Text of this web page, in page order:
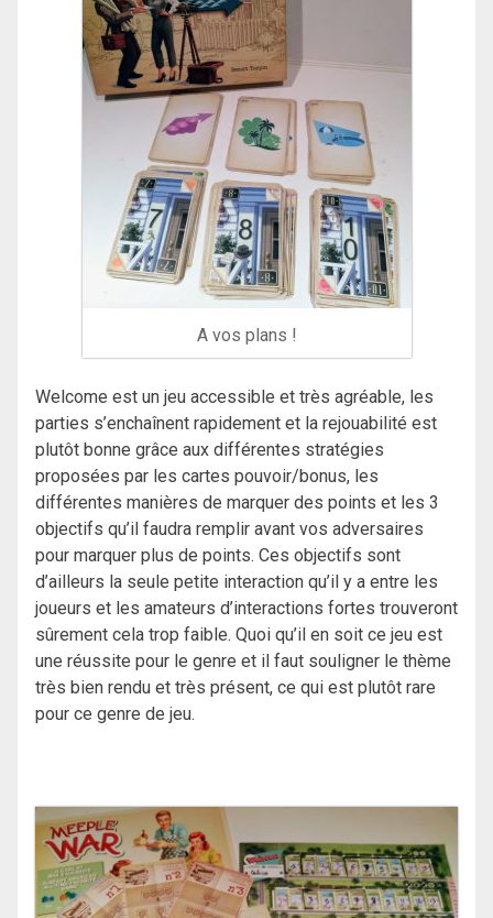
A vos plans !
Welcome est un jeu accessible et très agréable, les
parties s’enchaînent rapidement et la rejouabilité est
plutôt bonne grâce aux différentes stratégies
proposées par les cartes pouvoir/bonus, les
différentes manières de marquer des points et les 3
objectifs qu’il faudra remplir avant vos adversaires
pour marquer plus de points. Ces objectifs sont
d’ailleurs la seule petite interaction qu’il y a entre les
joueurs et les amateurs d’interactions fortes trouveront
sûrement cela trop faible. Quoi qu’il en soit ce jeu est
une réussite pour le genre et il faut souligner le thème
très bien rendu et très présent, ce qui est plutôt rare
pour ce genre de jeu.